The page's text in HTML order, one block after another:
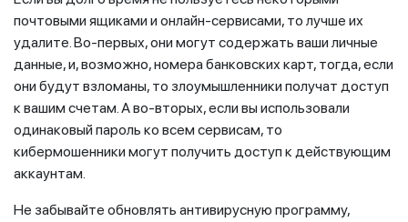
почтовыми ящиками и онлайн-сервисами, то лучше их
удалите. Во-первых, они могут содержать ваши личные
данные, и, возможно, номера банковских карт, тогда, если
они будут взломаны, то злоумышленники получат доступ
к вашим счетам. А во-вторых, если вы использовали
одинаковый пароль ко всем сервисам, то
кибермошенники могут получить доступ к действующим
аккаунтам.
Не забывайте обновлять антивирусную программу,